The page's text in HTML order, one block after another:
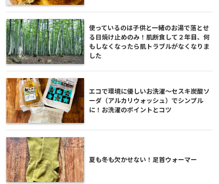
使っているのは子供と一緒のお湯で落とせ
る日焼け止めのみ！肌断食して２年目、何
もしなくなったら肌トラブルがなくなりま
した
エコで環境に優しいお洗濯〜セスキ炭酸ソ
ーダ（アルカリウォッシュ）でシンプル
に！お洗濯のポイントとコツ
夏も冬も欠かせない！足首ウォーマー